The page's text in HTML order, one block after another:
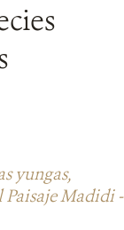
yungas,
Paisaje Madidi -